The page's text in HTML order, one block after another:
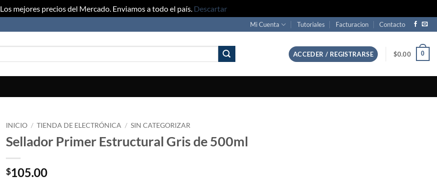
Los mejores precios del Mercado. Enviamos a todo el país. Descartar
Mi Cuenta Tutoriales Facturacion Contacto
ACCEDER / REGISTRARSE $0.00 0
INICIO / TIENDA DE ELECTRÓNICA / SIN CATEGORIZAR
Sellador Primer Estructural Gris de 500ml
$105.00